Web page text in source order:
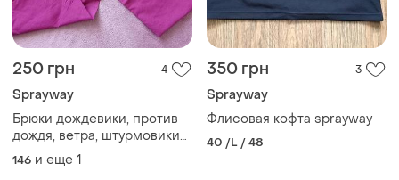
250 грн 4
Sprayway
Брюки дождевики, против
дождя, ветра, штурмовики
на 12/13 лет или s
146 и еще 1
350 грн 3
Sprayway
Флисовая кофта sprayway
40 /L / 48